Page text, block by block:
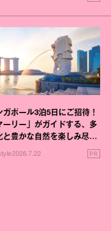
ガポール3泊5日にご招待！
ーリー」がガイドする、多
と豊かな自然を楽しみ尽く
2026.7.22 PR